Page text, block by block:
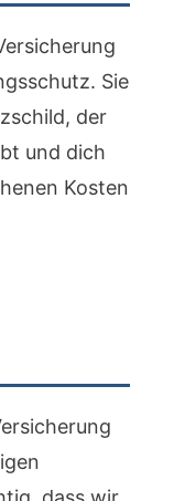
Sie
der
und dich
Kosten